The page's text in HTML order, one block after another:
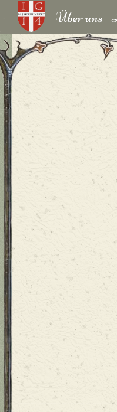
Über uns